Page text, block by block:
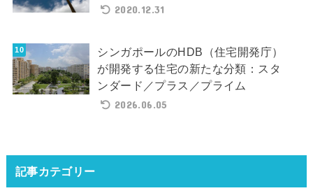
2020.12.31
シンガポールのHDB（住宅開発庁）
が開発する住宅の新たな分類：スタ
ンダード／プラス／プライム
2026.06.05
記事カテゴリー